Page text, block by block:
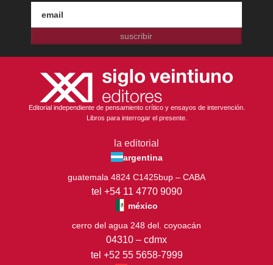
suscribir
Editorial independiente de pensamiento crítico y ensayos de intervención.
Libros para interrogar el presente.
la editorial
argentina
guatemala 4824 C1425bup – CABA
tel +54 11 4770 9090
méxico
cerro del agua 248 del. coyoacán
04310 – cdmx
tel +52 55 5658-7999